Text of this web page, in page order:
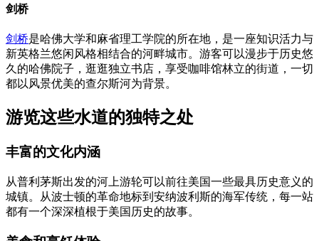
剑桥
剑桥是哈佛大学和麻省理工学院的所在地，是一座知识活力与
新英格兰悠闲风格相结合的河畔城市。游客可以漫步于历史悠
久的哈佛院子，逛逛独立书店，享受咖啡馆林立的街道，一切
都以风景优美的查尔斯河为背景。
游览这些水道的独特之处
丰富的文化内涵
从普利茅斯出发的河上游轮可以前往美国一些最具历史意义的
城镇。从波士顿的革命地标到安纳波利斯的海军传统，每一站
都有一个深深植根于美国历史的故事。